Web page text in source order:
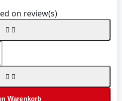
on review(s)
 
 
Warenkorb